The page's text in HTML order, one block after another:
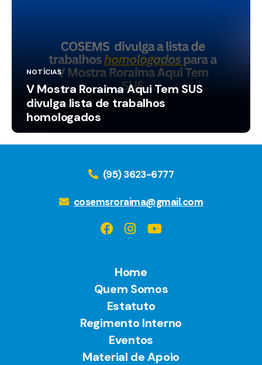
NOTÍCIAS
V Mostra Roraima Aqui Tem SUS
divulga lista de trabalhos
homologados
(95) 3623-6777
cosemsroraima@gmail.com
Home
Quem Somos
Estatuto
Regimento Interno
Eventos
Material de Apoio